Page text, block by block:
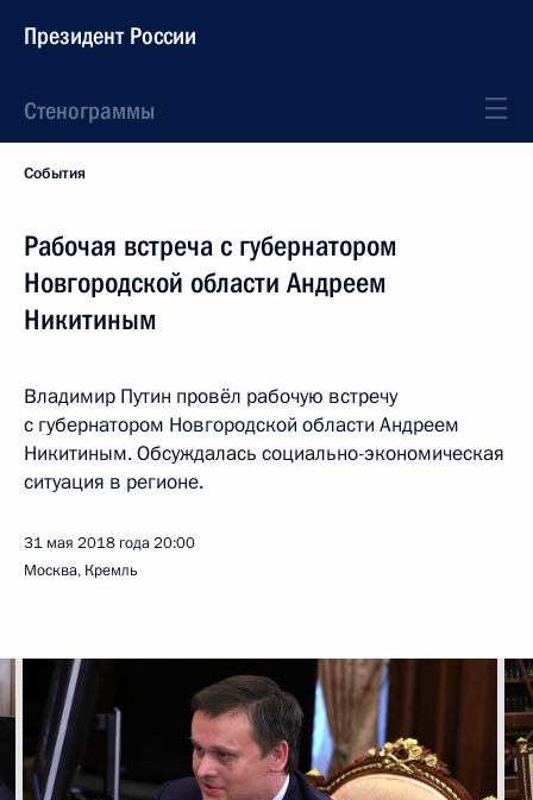
Президент России
Стенограммы
События
Рабочая встреча с губернатором
Новгородской области Андреем
Никитиным
Владимир Путин провёл рабочую встречу
с губернатором Новгородской области Андреем
Никитиным. Обсуждалась социально-экономическая
ситуация в регионе.
31 мая 2018 года20:00
Москва, Кремль